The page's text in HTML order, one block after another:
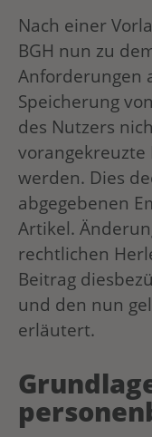
Nach einer
BGH nun zu
Anforderungen
Speicherung
des Nutzers
werden. Dies
abgegebenen
Artikel.
rechtlichen
Beitrag
und den nun
erläutert.